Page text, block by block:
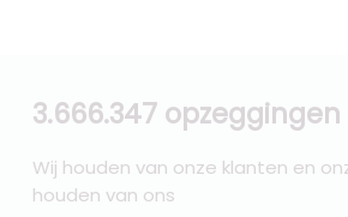
3.666.347
Wij houden van onze klanten en
houden van ons